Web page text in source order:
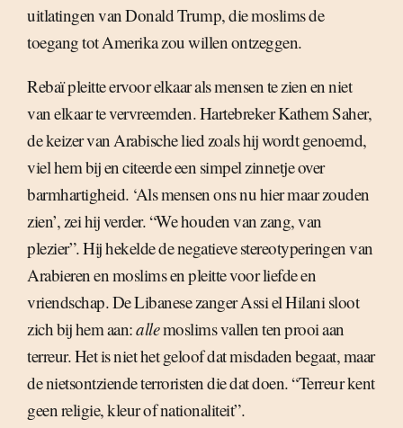
uitlatingen van Donald Trump, die moslims de
toegang tot Amerika zou willen ontzeggen.
Rebaï pleitte ervoor elkaar als mensen te zien en niet
van elkaar te vervreemden. Hartebreker Kathem Saher,
de keizer van Arabische lied zoals hij wordt genoemd,
viel hem bij en citeerde een simpel zinnetje over
barmhartigheid. ‘Als mensen ons nu hier maar zouden
zien’, zei hij verder. “We houden van zang, van
plezier”. Hij hekelde de negatieve stereotyperingen van
Arabieren en moslims en pleitte voor liefde en
vriendschap. De Libanese zanger Assi el Hilani sloot
zich bij hem aan:allemoslims vallen ten prooi aan
terreur. Het is niet het geloof dat misdaden begaat, maar
de nietsontziende terroristen die dat doen. “Terreur kent
geen religie, kleur of nationaliteit”.